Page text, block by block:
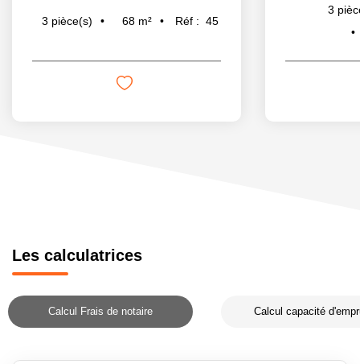
3 pièce(s) 68 m² Réf : 45
3
Les calculatrices
Calcul Frais de notaire Calcul capacité